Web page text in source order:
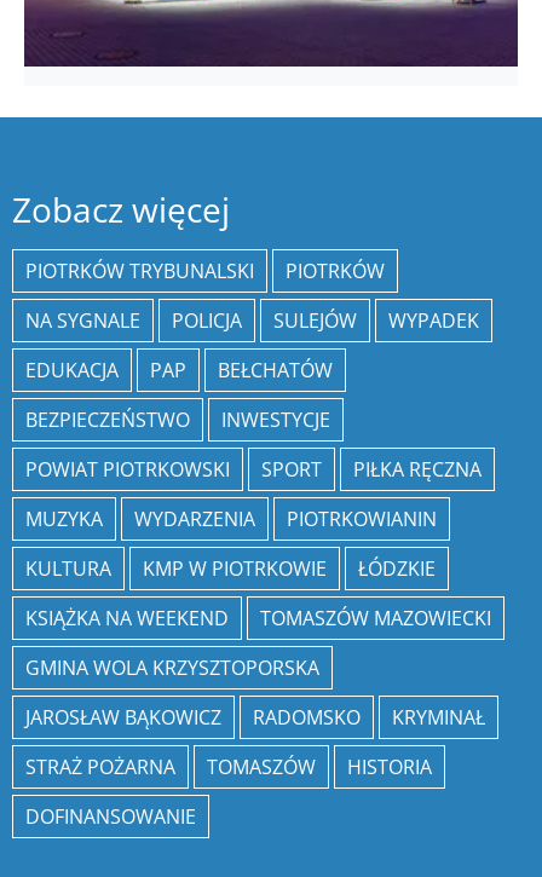
Zobacz więcej
PIOTRKÓW TRYBUNALSKI
PIOTRKÓW
NA SYGNALE
POLICJA SULEJÓW
WYPADEK
EDUKACJA
PAP
BEŁCHATÓW
BEZPIECZEŃSTWO
INWESTYCJE
POWIAT PIOTRKOWSKI
SPORT
PIŁKA RĘCZNA
MUZYKA
WYDARZENIA
PIOTRKOWIANIN
KULTURA
KMP W PIOTRKOWIE
ŁÓDZKIE
KSIĄŻKA NA WEEKEND
TOMASZÓW MAZOWIECKI
GMINA WOLA KRZYSZTOPORSKA
JAROSŁAW BĄKOWICZ
RADOMSKO
KRYMINAŁ
STRAŻ POŻARNA
TOMASZÓW
HISTORIA
DOFINANSOWANIE